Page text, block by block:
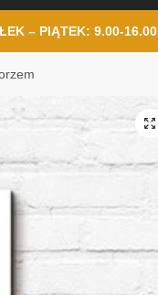
– PIĄTEK: 9.00-16.00